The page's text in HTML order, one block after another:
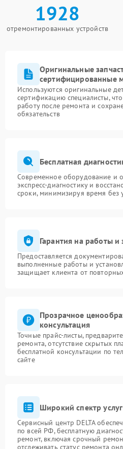
1928
отремонтированных устройств
Оригинальные
сертифицированные
Используются оригинальные
сертификацию специалисты,
работу после ремонта и
обязательств
Бесплатная
Современное оборудование и
экспресс-диагностику и
сроки, минимизируя время без
Гарантия на работы и
Предоставляется
выполненные работы и
защищает клиента от
Прозрачное
консультация
Точные прайс-листы,
ремонта, отсутствие скрытых
бесплатной консультации по
сайте
Широкий спектр услуг
Сервисный центр DELTA
по всей РФ, бесплатную
ремонт, включая срочный
отслеживать статус ремонта